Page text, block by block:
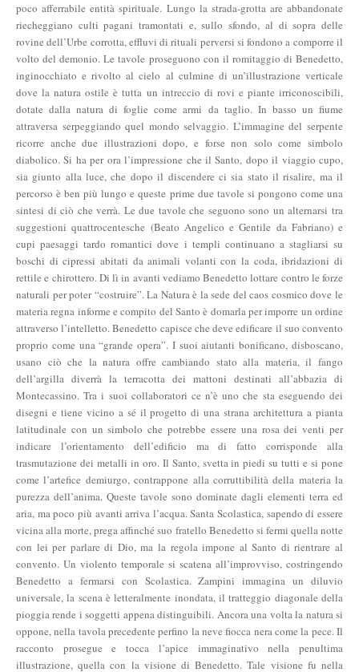
poco afferrabile entità spirituale. Lungo la strada-grotta are abbandonate
riecheggiano culti pagani tramontati e, sullo sfondo, al di sopra delle
rovine dell’Urbe corrotta, effluvi di rituali perversi si fondono a comporre il
volto del demonio. Le tavole proseguono con il romitaggio di Benedetto,
inginocchiato e rivolto al cielo al culmine di un’illustrazione verticale
dove la natura ostile è tutta un intreccio di rovi e piante irriconoscibili,
dotate dalla natura di foglie come armi da taglio. In basso un fiume
attraversa serpeggiando quel mondo selvaggio. L’immagine del serpente
ricorre anche due illustrazioni dopo, e forse non solo come simbolo
diabolico. Si ha per ora l’impressione che il Santo, dopo il viaggio cupo,
sia giunto alla luce, che dopo il discendere ci sia stato il risalire, ma il
percorso è ben più lungo e queste prime due tavole si pongono come una
sintesi di ciò che verrà. Le due tavole che seguono sono un alternarsi tra
suggestioni quattrocentesche (Beato Angelico e Gentile da Fabriano) e
cupi paesaggi tardo romantici dove i templi continuano a stagliarsi su
boschi di cipressi abitati da animali volanti con la coda, ibridazioni di
rettile e chirottero. Di lì in avanti vediamo Benedetto lottare contro le forze
naturali per poter “costruire”. La Natura è la sede del caos cosmico dove le
materia regna informe e compito del Santo è domarla per imporre un ordine
attraverso l’intelletto. Benedetto capisce che deve edificare il suo convento
proprio come una “grande opera”. I suoi aiutanti bonificano, disboscano,
usano ciò che la natura offre cambiando stato alla materia, il fango
dell’argilla diverrà la terracotta dei mattoni destinati all’abbazia di
Montecassino. Tra i suoi collaboratori ce n’è uno che sta eseguendo dei
disegni e tiene vicino a sé il progetto di una strana architettura a pianta
latitudinale con un simbolo che potrebbe essere una rosa dei venti per
indicare l’orientamento dell’edificio ma di fatto corrisponde alla
trasmutazione dei metalli in oro. Il Santo, svetta in piedi su tutti e si pone
come l’artefice demiurgo, contrappone alla corruttibilità della materia la
purezza dell’anima. Queste tavole sono dominate dagli elementi terra ed
aria, ma poco più avanti arriva l’acqua. Santa Scolastica, sapendo di essere
vicina alla morte, prega affinché suo fratello Benedetto si fermi quella notte
con lei per parlare di Dio, ma la regola impone al Santo di rientrare al
convento. Un violento temporale si scatena all’improvviso, costringendo
Benedetto a fermarsi con Scolastica. Zampini immagina un diluvio
universale, la scena è letteralmente inondata, il tratteggio diagonale della
pioggia rende i soggetti appena distinguibili. Ancora una volta la natura si
oppone, nella tavola precedente perfino la neve fiocca nera come la pece. Il
racconto prosegue e tocca l’apice immaginativo nella penultima
illustrazione, quella con la visione di Benedetto. Tale visione fu nella